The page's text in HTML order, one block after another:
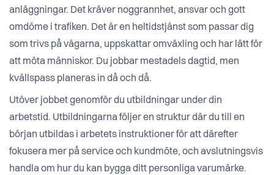
anläggningar. Det kräver noggrannhet, ansvar och gott
omdöme i trafiken. Det är en heltidstjänst som passar dig
som trivs på vägarna, uppskattar omväxling och har lätt för
att möta människor. Du jobbar mestadels dagtid, men
kvällspass planeras in då och då.
Utöver jobbet genomför du utbildningar under din
arbetstid. Utbildningarna följer en struktur där du till en
början utbildas i arbetets instruktioner för att därefter
fokusera mer på service och kundmöte, och avslutningsvis
handla om hur du kan bygga ditt personliga varumärke.